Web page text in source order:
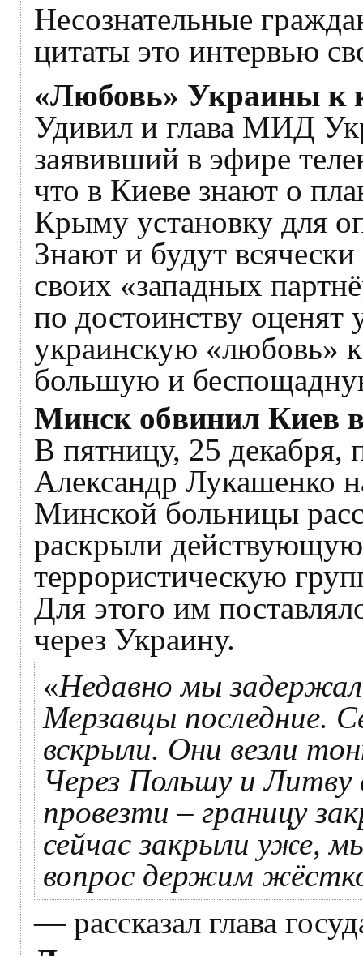
Несознательные
цитаты это интервью
«Любовь» Украины к
Удивил и глава МИД
заявивший в эфире
что в Киеве знают о
Крыму установку для
Знают и будут
своих «западных
по достоинству
украинскую «любовь»
большую и
Минск обвинил Киев в
В пятницу, 25 декабря,
Александр Лукашенко
Минской больницы
раскрыли
террористическую
Для этого им
через Украину.
«Недавно мы
Мерзавцы последние.
вскрыли. Они везли
Через Польшу и
провезти – границу
сейчас закрыли уже,
вопрос держим
— рассказал глава